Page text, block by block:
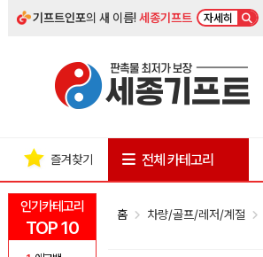
기프트인포의 새 이름!세종기프트 자세히
인기카테고리
TOP 10
즐겨찾기 전체 카테고리
홈 차량/골프/레저/계절